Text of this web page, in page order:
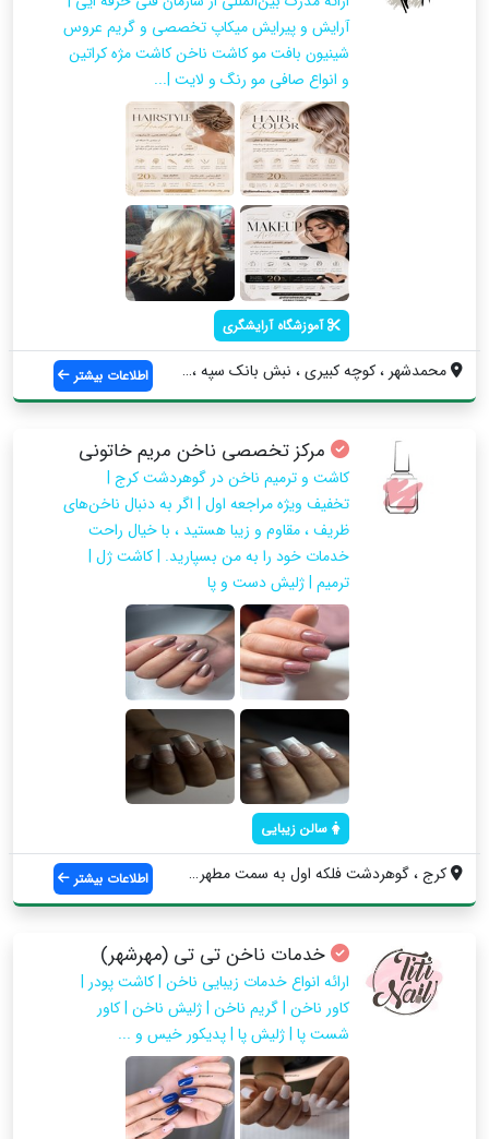
آرایش و پیرایش میکاپ تخصصی و گریم عروس
شینیون بافت مو کاشت ناخن کاشت مژه کراتین
و انواع صافی مو رنگ و لایت |...
آموزشگاه آرایشگری
محمدشهر ، کوچه کبیری ، نبش بانک سپه ، سا... اطلاعات بیشتر
مرکز تخصصی ناخن مریم خاتونی
کاشت و ترمیم ناخن در گوهردشت کرج |
تخفیف ویژه مراجعه اول | اگر به دنبال ناخن‌های
ظریف ، مقاوم و زیبا هستید ، با خیال راحت
خدمات خود را به من بسپارید. | کاشت ژل |
ترمیم | ژلیش دست و پا
سالن زیبایی
کرج ، گوهردشت فلکه اول به سمت مطهری، نرس... اطلاعات بیشتر
خدمات ناخن تی تی (مهرشهر)
ارائه انواع خدمات زیبایی ناخن | کاشت پودر |
کاور‌ ناخن | گریم ناخن | ژلیش ناخن | کاور
شست پا | ژلیش پا | پدیکور خیس و ...